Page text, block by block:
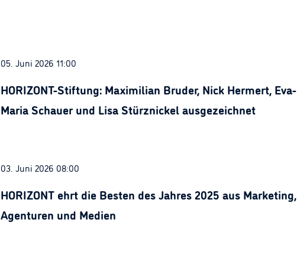
05. Juni 2026 11:00
HORIZONT-Stiftung: Maximilian Bruder, Nick Hermert, Eva-
Maria Schauer und Lisa Stürznickel ausgezeichnet
03. Juni 2026 08:00
HORIZONT ehrt die Besten des Jahres 2025 aus Marketing,
Agenturen und Medien